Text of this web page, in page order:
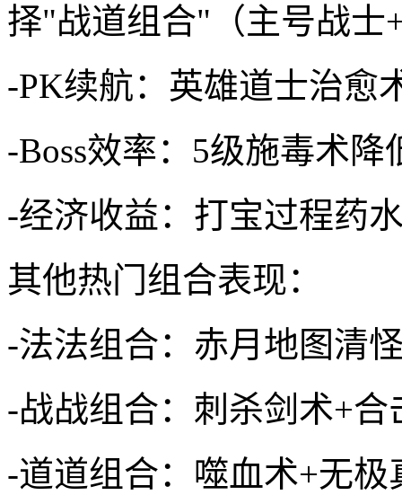
择"战道组合"（主号战士
-PK续航：英雄道士治愈
-Boss效率：5级施毒术降
-经济收益：打宝过程药
其他热门组合表现：
-法法组合：赤月地图清
-战战组合：刺杀剑术+
-道道组合：噬血术+无